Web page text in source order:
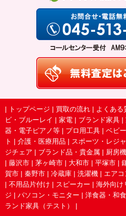
| トップページ | 買取の流れ | よくある
ビ・ブルーレイ | 家電 | ブランド家具 |
器・電子ピアノ等 | プロ用工具 | ベビ
ト | 介護・医療用品 | スポーツ・レジ
ジチェア | ブランド品・貴金属 | 厨房
| 藤沢市 | 茅ヶ崎市 | 大和市 | 平塚市 |
賀市 | 秦野市 | 冷蔵庫 | 洗濯機 | エアコ
| 不用品片付け | スピーカー | 海外向け
ジ | パソコン・モニター | 洋食器・和
ランド家具（テスト）
|